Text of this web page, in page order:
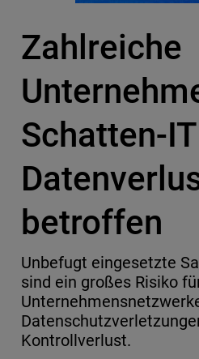
Zahlreiche
Schatten-
betroffen
Unbefugt eingesetzte
sind ein großes Risiko
Kontrollverlust.